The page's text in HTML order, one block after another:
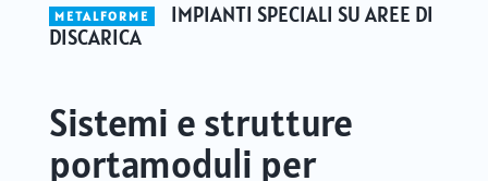
METALFORME
IMPIANTI SPECIALI SU AREE DI
DISCARICA
Sistemi e strutture
portamoduli per